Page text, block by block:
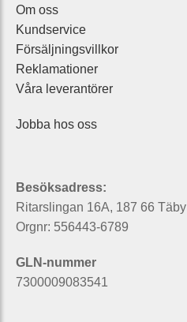
Om oss
Kundservice
Försäljningsvillkor
Reklamationer
Våra leverantörer
Jobba hos oss
Besöksadress:
Ritarslingan 16A, 187 66 Täby
Orgnr: 556443-6789
GLN-nummer
7300009083541